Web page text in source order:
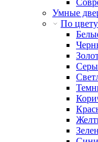
Умные
По цвету